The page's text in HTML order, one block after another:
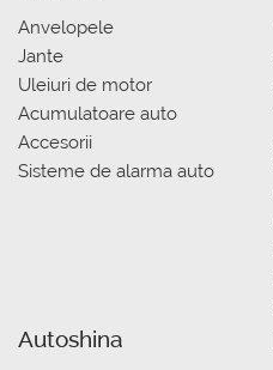
Anvelopele
Jante
Uleiuri de motor
Acumulatoare auto
Accesorii
Sisteme de alarma auto
Autoshina